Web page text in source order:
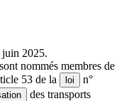
juin 2025.
nommés membres de
53 de la loi
n°
des transports